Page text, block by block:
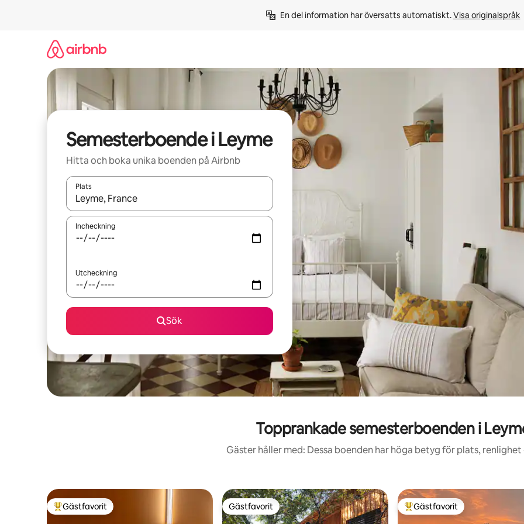
En del information har översatts automatiskt. Visa originalspråk
Semesterboende i Leyme
Hitta och boka unika boenden på Airbnb
Plats
När resultaten är tillgängliga kan du navigera med upp- och nedåtpilarna eller utforska genom att trycka eller svepa.
Incheckning
Utcheckning
Sök
Topprankade semesterboenden i
Gäster håller med: Dessa boenden har höga betyg för plats, renlighet
Populär gästfavorit
Gästfavorit Gästfavorit
Gästfavorit Populär gästfavorit
Gästfavorit